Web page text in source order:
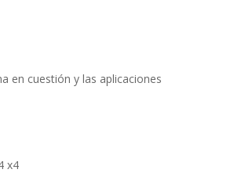
en cuestión y las aplicaciones
x4